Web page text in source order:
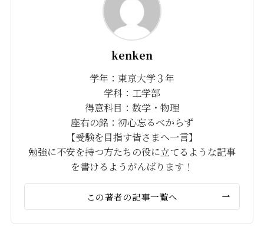
kenken
学年：東京大学３年
学科：工学部
得意科目：数学・物理
座右の銘：初心忘るべからず
【受験を目指す皆さまへ一言】
勉強に不安を持つ方たちの役に立てるような記事
を書けるようがんばります！
この著者の記事一覧へ